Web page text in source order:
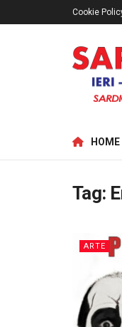
Cookie
HOME
Tag:
ARTE